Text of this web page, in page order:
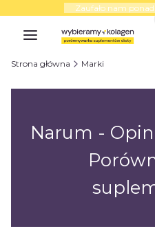
Zaufało nam ponad
Strona główna Marki
Narum -